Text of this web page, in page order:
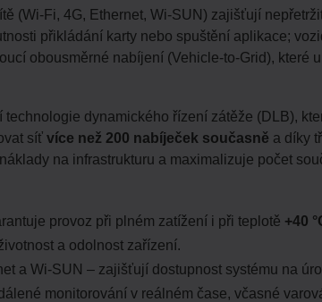
(Wi-Fi, 4G, Ethernet, Wi-SUN) zajišťují
přikládání karty nebo spuštění aplikace;
obousměrné nabíjení (Vehicle-to-Grid), které
dynamického řízení zátěže (DLB),
síť více než 200 nabíječek současně a díky
na infrastrukturu a maximalizuje počet
provoz při plném zatížení i při teplotě +40
a odolnost zařízení.
a Wi-SUN – zajišťují dostupnost systému na
monitorování v reálném čase, včasné